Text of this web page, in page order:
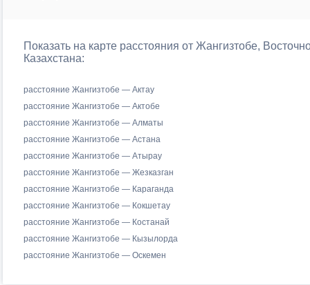
Показать на карте расстояния от Жангизтобе,
Казахстана:
расстояние Жангизтобе — Актау
расстояние Жангизтобе — Актобе
расстояние Жангизтобе — Алматы
расстояние Жангизтобе — Астана
расстояние Жангизтобе — Атырау
расстояние Жангизтобе — Жезказган
расстояние Жангизтобе — Караганда
расстояние Жангизтобе — Кокшетау
расстояние Жангизтобе — Костанай
расстояние Жангизтобе — Кызылорда
расстояние Жангизтобе — Оскемен